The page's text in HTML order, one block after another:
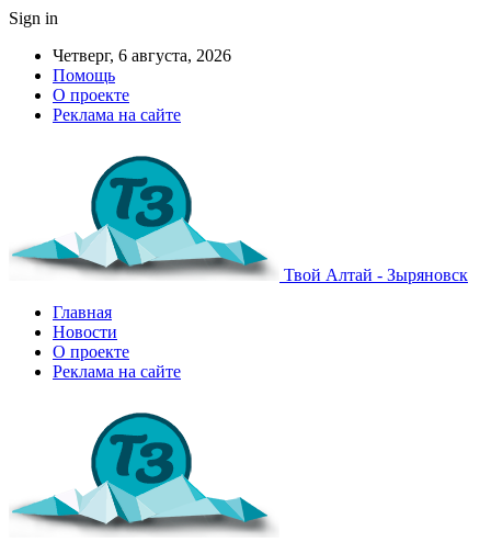
Sign in
Четверг, 6 августа, 2026
Помощь
О проекте
Реклама на сайте
Твой Алтай - Зыряновск
Главная
Новости
О проекте
Реклама на сайте